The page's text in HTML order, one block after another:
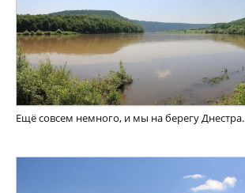
Ещё совсем немного, и мы на берегу Днестра.